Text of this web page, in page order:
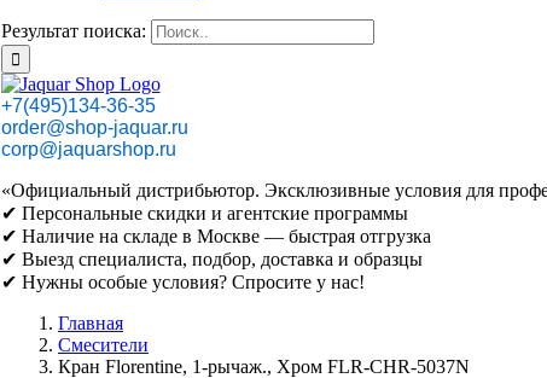
Результат поиска:
+7(495)134-36-35
order@shop-jaquar.ru
corp@jaquarshop.ru
«Официальный дистрибьютор. Эксклюзивные условия для
✔ Персональные скидки и агентские программы
✔ Наличие на складе в Москве — быстрая отгрузка
✔ Выезд специалиста, подбор, доставка и образцы
✔ Нужны особые условия? Спросите у нас!
Главная
Смесители
Кран Florentine, 1-рычаж., Хром FLR-CHR-5037N